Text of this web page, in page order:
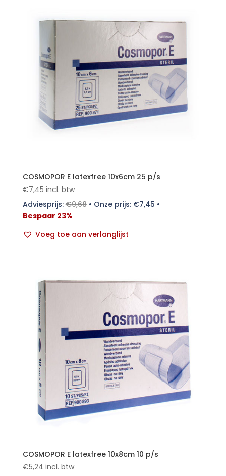
COSMOPOR E latexfree 10x6cm 25 p/s
€7,45 incl. btw
Adviesprijs:€9,68• Onze prijs: €7,45 •
Bespaar 23%
Voeg toe aan verlanglijst
COSMOPOR E latexfree 10x8cm 10 p/s
€5,24 incl. btw